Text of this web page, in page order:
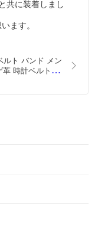
共に装着しまし
ます。
ルト バンド メン
時計ベルト 時